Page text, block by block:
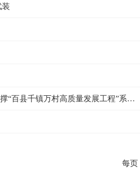
装
郁南县委召开理论学习中心组（扩大）学习暨自然资源领域支撑“百县千镇万村高质量发展工程”系列政策专题学习会
每页